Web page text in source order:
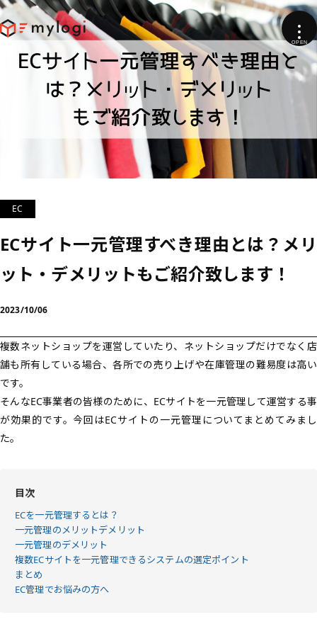
EC
ECサイト一元管理すべき理由とは？メリ
ット・デメリットもご紹介致します！
2023/10/06
複数ネットショップを運営していたり、ネットショップだけでなく店
舗も所有している場合、各所での売り上げや在庫管理の難易度は高い
です。
そんなEC事業者の皆様のために、ECサイトを一元管理して運営する事
が効果的です。今回はECサイトの一元管理についてまとめてみまし
た。
目次
ECを一元管理するとは？
一元管理のメリットデメリット
一元管理のデメリット
複数ECサイトを一元管理できるシステムの選定ポイント
まとめ
EC管理でお悩みの方へ